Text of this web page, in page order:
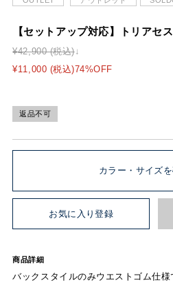
【セットアップ対応】トリアセ
¥42,900 (税込)
¥11,000 (税込)74%OFF
返品不可
カラー・サイズ
お気に入り登録
商品詳細
バックスタイルのみウエストゴム仕